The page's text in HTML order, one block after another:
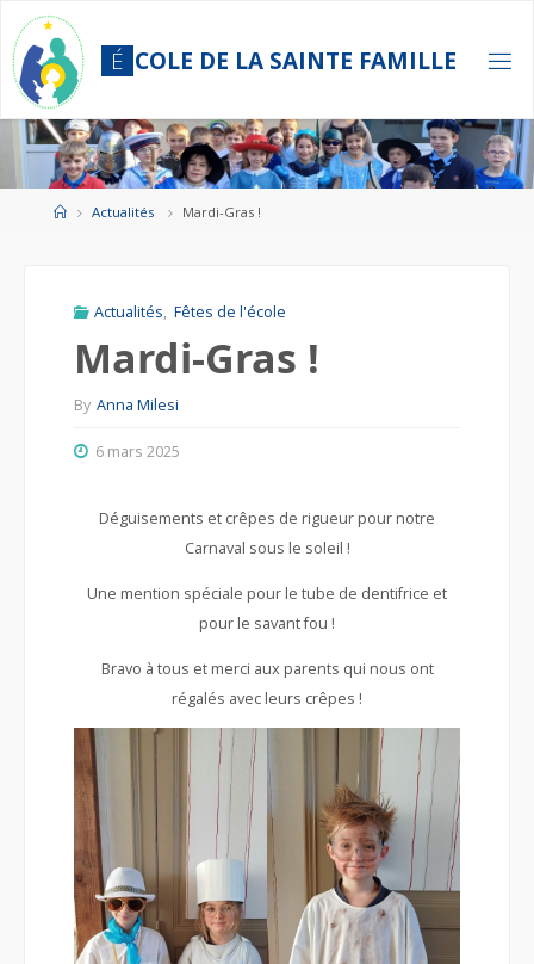
content
É COLE DE LA SAINTE FAMILLE
HomeActualités Mardi-Gras !
Actualités, Fêtes de l'école
Mardi-Gras !
By Anna Milesi
6 mars 2025
Déguisements et crêpes de rigueur pour notre
Carnaval sous le soleil !
Une mention spéciale pour le tube de dentifrice et
pour le savant fou !
Bravo à tous et merci aux parents qui nous ont
régalés avec leurs crêpes !